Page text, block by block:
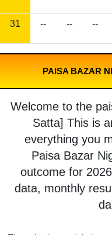
31 -- -- --
PAISA BAZAR
Welcome to the
Satta] This is
everything you
Paisa Bazar
outcome for
data, monthly